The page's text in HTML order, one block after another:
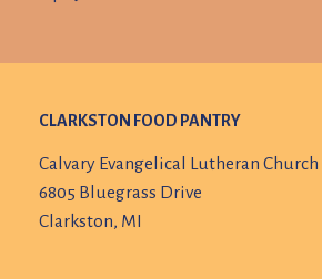
CLARKSTON FOOD PANTRY
Calvary Evangelical Lutheran Church
6805 Bluegrass Drive
Clarkston, MI